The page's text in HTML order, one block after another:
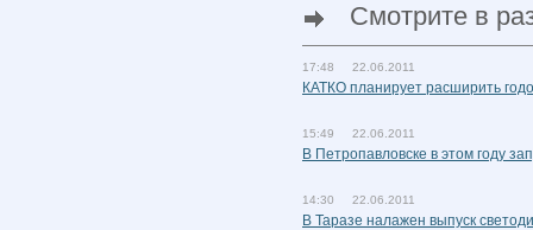
Смотрите в
17:48 22.06.2011
КАТКО планирует расширить
15:49 22.06.2011
В Петропавловске в этом году
14:30 22.06.2011
В Таразе налажен выпуск